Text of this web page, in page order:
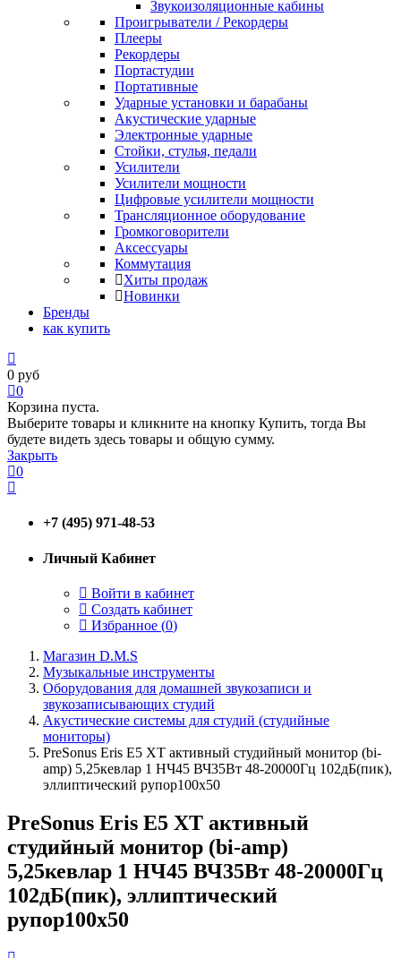
Звукоизоляционные кабины
Проигрыватели / Рекордеры
Плееры
Рекордеры
Портастудии
Портативные
Ударные установки и барабаны
Акустические ударные
Электронные ударные
Стойки, стулья, педали
Усилители
Усилители мощности
Цифровые усилители мощности
Трансляционное оборудование
Громкоговорители
Аксессуары
Коммутация
Хиты продаж
Новинки
Бренды
как купить
0 руб
0
Корзина пуста.
Выберите товары и кликните на кнопку Купить, тогда Вы
будете видеть здесь товары и общую сумму.
Закрыть
0
+7 (495) 971-48-53
Личный Кабинет
Войти в кабинет
Создать кабинет
Избранное (0)
Магазин D.M.S
Музыкальные инструменты
Оборудования для домашней звукозаписи и
звукозаписывающих студий
Акустические системы для студий (студийные
мониторы)
PreSonus Eris E5 XT активный студийный монитор (bi-
amp) 5,25кевлар 1 НЧ45 ВЧ35Вт 48-20000Гц 102дБ(пик),
эллиптический рупор100х50
PreSonus Eris E5 XT активный
студийный монитор (bi-amp)
5,25кевлар 1 НЧ45 ВЧ35Вт 48-20000Гц
102дБ(пик), эллиптический
рупор100х50